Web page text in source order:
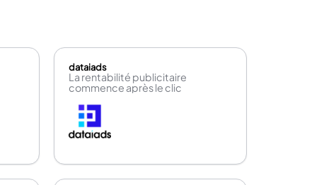
dataiads
La rentabilité publicitaire
commence après le clic